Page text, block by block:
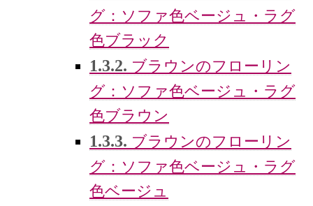
グ：ソファ色ベージュ・ラグ
色ブラック
1.3.2. ブラウンのフローリン
グ：ソファ色ベージュ・ラグ
色ブラウン
1.3.3. ブラウンのフローリン
グ：ソファ色ベージュ・ラグ
色ベージュ